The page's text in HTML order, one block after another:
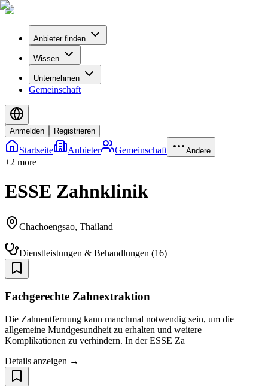
Anbieter finden
Wissen
Unternehmen
Gemeinschaft
Anmelden Registrieren
Startseite Anbieter Gemeinschaft Andere
+2 more
ESSE Zahnklinik
Chachoengsao, Thailand
Dienstleistungen & Behandlungen (16)
Fachgerechte Zahnextraktion
Die Zahnentfernung kann manchmal notwendig sein, um die
allgemeine Mundgesundheit zu erhalten und weitere
Komplikationen zu verhindern. In der ESSE Za
Details anzeigen →